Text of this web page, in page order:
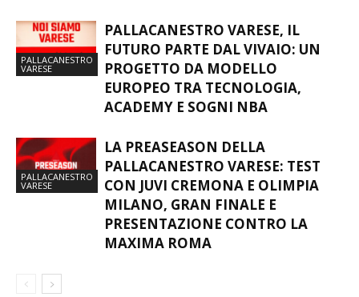
PALLACANESTRO
VARESE
PALLACANESTRO VARESE, IL
FUTURO PARTE DAL VIVAIO: UN
PROGETTO DA MODELLO
EUROPEO TRA TECNOLOGIA,
ACADEMY E SOGNI NBA
PALLACANESTRO
VARESE
LA PREASEASON DELLA
PALLACANESTRO VARESE: TEST
CON JUVI CREMONA E OLIMPIA
MILANO, GRAN FINALE E
PRESENTAZIONE CONTRO LA
MAXIMA ROMA